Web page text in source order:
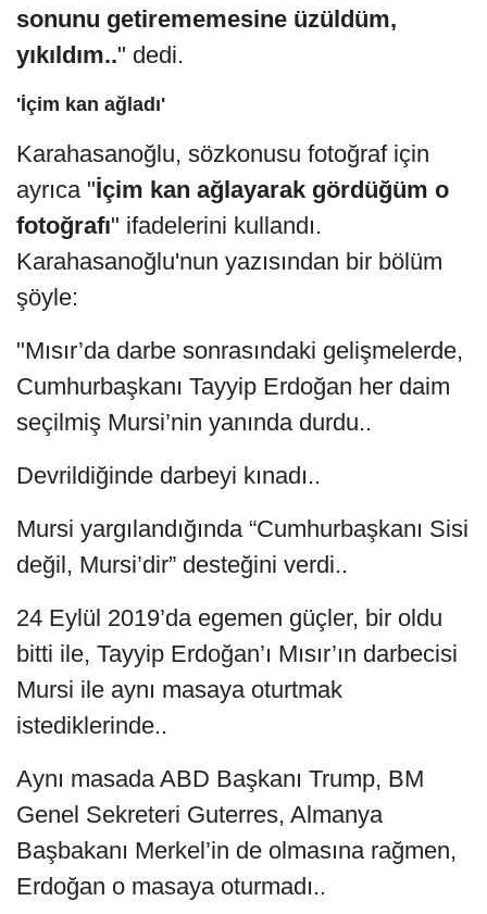
sonunu getirememesine üzüldüm,
yıkıldım.." dedi.
'İçim kan ağladı'
Karahasanoğlu, sözkonusu fotoğraf için
ayrıca "İçim kan ağlayarak gördüğüm o
fotoğrafı" ifadelerini kullandı.
Karahasanoğlu'nun yazısından bir bölüm
şöyle:
"Mısır’da darbe sonrasındaki gelişmelerde,
Cumhurbaşkanı Tayyip Erdoğan her daim
seçilmiş Mursi’nin yanında durdu..
Devrildiğinde darbeyi kınadı..
Mursi yargılandığında “Cumhurbaşkanı Sisi
değil, Mursi’dir” desteğini verdi..
24 Eylül 2019’da egemen güçler, bir oldu
bitti ile, Tayyip Erdoğan’ı Mısır’ın darbecisi
Mursi ile aynı masaya oturtmak
istediklerinde..
Aynı masada ABD Başkanı Trump, BM
Genel Sekreteri Guterres, Almanya
Başbakanı Merkel’in de olmasına rağmen,
Erdoğan o masaya oturmadı..